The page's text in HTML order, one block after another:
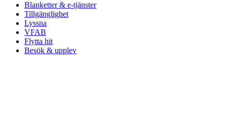
Blanketter & e-tjänster
Tillgänglighet
Lyssna
VFAB
Flytta hit
Besök & upplev